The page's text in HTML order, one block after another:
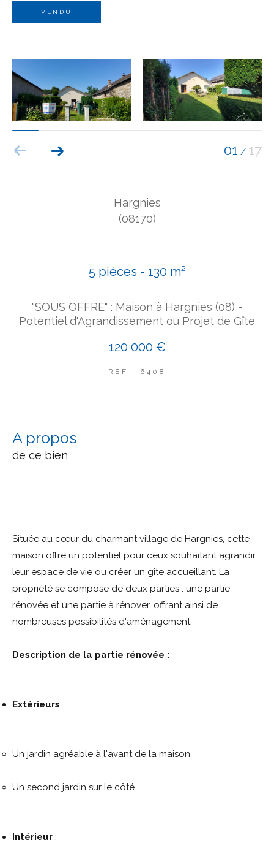
VENDU
01 / 17
Hargnies
(08170)
5 pièces - 130 m²
"SOUS OFFRE" : Maison à Hargnies (08) -
Potentiel d'Agrandissement ou Projet de Gîte
120 000 €
REF : 6408
a propos
de ce bien
Située au cœur du charmant village de Hargnies, cette
maison offre un potentiel pour ceux souhaitant agrandir
leur espace de vie ou créer un gîte accueillant. La
propriété se compose de deux parties : une partie
rénovée et une partie à rénover, offrant ainsi de
nombreuses possibilités d'aménagement.
Description de la partie rénovée :
Extérieurs :
Un jardin agréable à l'avant de la maison.
Un second jardin sur le côté.
Intérieur :
Référence
AFFINER LES CRITÈRES
TERRASSE PARKING PISCINE